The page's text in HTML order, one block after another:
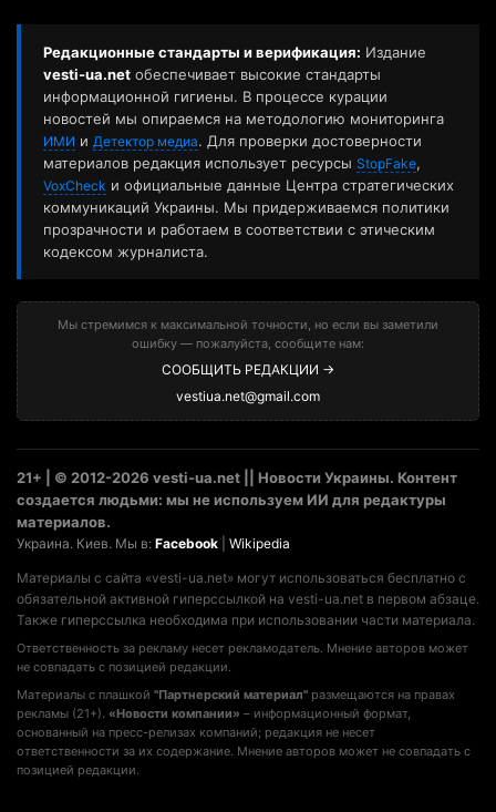
Редакционные стандарты и верификация: Издание
vesti-ua.net обеспечивает высокие стандарты
информационной гигиены. В процессе курации
новостей мы опираемся на методологию мониторинга
ИМИ и Детектор медиа. Для проверки достоверности
материалов редакция использует ресурсы StopFake,
VoxCheck и официальные данные Центра стратегических
коммуникаций Украины. Мы придерживаемся политики
прозрачности и работаем в соответствии с этическим
кодексом журналиста.
Мы стремимся к максимальной точности, но если вы заметили
ошибку — пожалуйста, сообщите нам:
СООБЩИТЬ РЕДАКЦИИ →
vestiua.net@gmail.com
21+ | © 2012-2026 vesti-ua.net || Новости Украины. Контент
создается людьми: мы не используем ИИ для редактуры
материалов.
Украина. Киев. Мы в: Facebook Wikipedia
Материалы с сайта «vesti-ua.net» могут использоваться бесплатно с
обязательной активной гиперссылкой на vesti-ua.net в первом абзаце.
Также гиперссылка необходима при использовании части материала.
Ответственность за рекламу несет рекламодатель. Мнение авторов может
не совпадать с позицией редакции.
Материалы с плашкой "Партнерский материал" размещаются на правах
рекламы (21+). «Новости компании» – информационный формат,
основанный на пресс-релизах компаний; редакция не несет
ответственности за их содержание. Мнение авторов может не совпадать с
позицией редакции.